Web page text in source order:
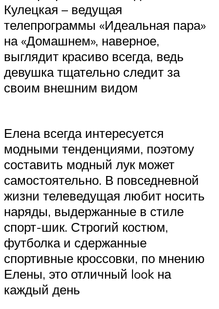
Кулецкая – ведущая
телепрограммы «Идеальная пара»
на «Домашнем», наверное,
выглядит красиво всегда, ведь
девушка тщательно следит за
своим внешним видом
Елена всегда интересуется
модными тенденциями, поэтому
составить модный лук может
самостоятельно. В повседневной
жизни телеведущая любит носить
наряды, выдержанные в стиле
спорт-шик. Строгий костюм,
футболка и сдержанные
спортивные кроссовки, по мнению
Елены, это отличный look на
каждый день